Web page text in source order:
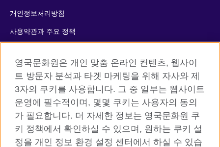
개인정보처리방침
사용약관과 주요 정책
사이트맵
© 2026 British Council
The United Kingdom’s international organisation for cultural
relations and educational opportunities. A registered charity:
209131 (England and Wales) SC037733 (Scotland)
영국문화원은 개인 맞춤 온라인 컨텐츠, 웹사이
트 방문자 분석과 타겟 마케팅을 위해 자사와 제
3자의 쿠키를 사용합니다. 그 중 일부는 웹사이트
운영에 필수적이며, 몇몇 쿠키는 사용자의 동의
가 필요합니다. 더 자세한 정보는 영국문화원 쿠
키 정책에서 확인하실 수 있으며, 원하는 쿠키 설
정을 개인 정보 환경 설정 센터에서 하실 수 있습